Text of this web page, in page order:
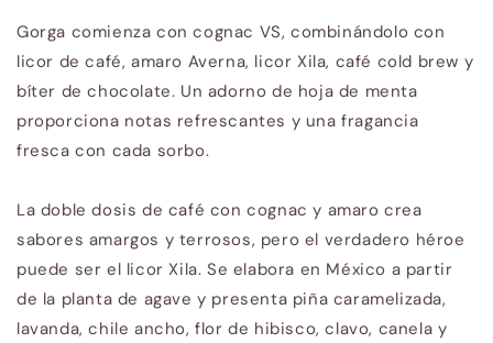
Gorga comienza con cognac VS, combinándolo con
licor de café, amaro Averna, licor Xila, café cold brew y
bíter de chocolate. Un adorno de hoja de menta
proporciona notas refrescantes y una fragancia
fresca con cada sorbo.
La doble dosis de café con cognac y amaro crea
sabores amargos y terrosos, pero el verdadero héroe
puede ser el licor Xila. Se elabora en México a partir
de la planta de agave y presenta piña caramelizada,
lavanda, chile ancho, flor de hibisco, clavo, canela y